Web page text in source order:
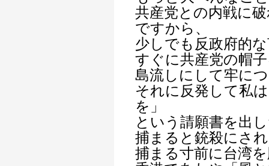
共産党との内戦に
ですから、
少しでも反政府的
すぐに共産党の帽
島流しにして牢に
それに反発して私
を」
という請願書を出
捕まると銃殺にさ
捕まる寸前に台湾